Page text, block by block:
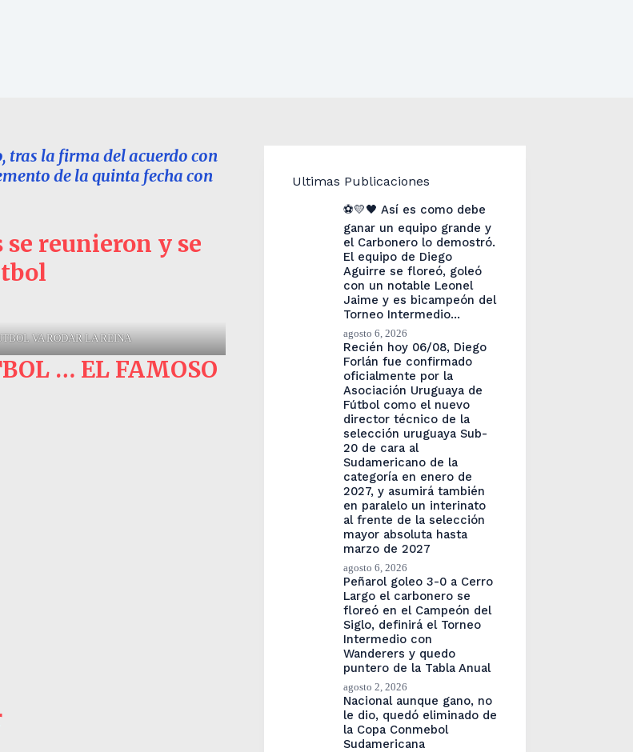
tras la firma del acuerdo con
de la quinta fecha con
reunieron y se
VA RODAR LA REINA
… EL FAMOSO
Ultimas Publicaciones
⚽💛🖤 Así es como debe
ganar un equipo grande y
el Carbonero lo demostró.
El equipo de Diego
Aguirre se floreó, goleó
con un notable Leonel
Jaime y es bicampeón del
Torneo Intermedio…
agosto 6, 2026
Recién hoy 06/08, Diego
Forlán fue confirmado
oficialmente por la
Asociación Uruguaya de
Fútbol como el nuevo
director técnico de la
selección uruguaya Sub-
20 de cara al
Sudamericano de la
categoría en enero de
2027, y asumirá también
en paralelo un interinato
al frente de la selección
mayor absoluta hasta
marzo de 2027
agosto 6, 2026
Peñarol goleo 3-0 a Cerro
Largo el carbonero se
floreó en el Campeón del
Siglo, definirá el Torneo
Intermedio con
Wanderers y quedo
puntero de la Tabla Anual
agosto 2, 2026
Nacional aunque gano, no
le dio, quedó eliminado de
la Copa Conmebol
Sudamericana